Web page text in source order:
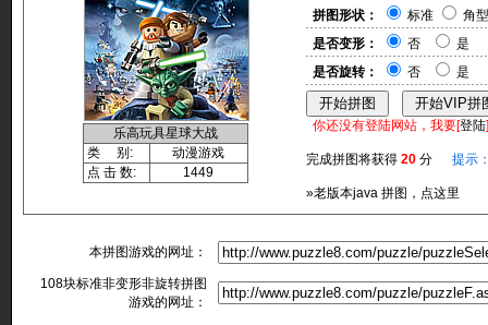
乐高玩具星球大战
类 别:
动漫游戏
点 击 数:
1449
拼图形状：
标准
角型
是否变形：
否
是
是否旋转：
否 是
你还没有登陆网站，我要[登陆
完成拼图将获得 20 分 提示
»老版本java 拼图，点这里
本拼图游戏的网址：
108块标准非变形非旋转拼图
游戏的网址：